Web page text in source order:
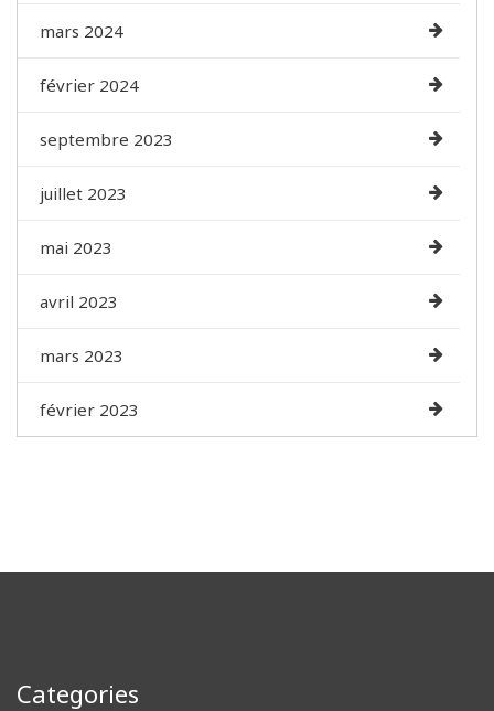
mars 2024
février 2024
septembre 2023
juillet 2023
mai 2023
avril 2023
mars 2023
février 2023
Categories